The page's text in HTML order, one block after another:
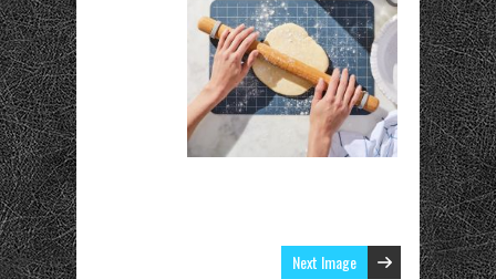
Next Image